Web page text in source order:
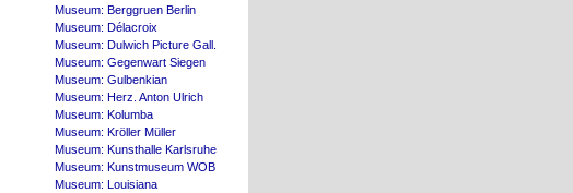
Museum: Berggruen Berlin
Museum: Délacroix
Museum: Dulwich Picture Gall.
Museum: Gegenwart Siegen
Museum: Gulbenkian
Museum: Herz. Anton Ulrich
Museum: Kolumba
Museum: Kröller Müller
Museum: Kunsthalle Karlsruhe
Museum: Kunstmuseum WOB
Museum: Louisiana